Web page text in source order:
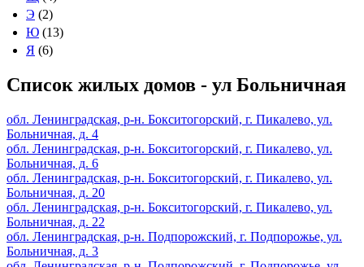
Э (2)
Ю (13)
Я (6)
Список жилых домов - ул Больничная
обл. Ленинградская, р-н. Бокситогорский, г. Пикалево, ул.
Больничная, д. 4
обл. Ленинградская, р-н. Бокситогорский, г. Пикалево, ул.
Больничная, д. 6
обл. Ленинградская, р-н. Бокситогорский, г. Пикалево, ул.
Больничная, д. 20
обл. Ленинградская, р-н. Бокситогорский, г. Пикалево, ул.
Больничная, д. 22
обл. Ленинградская, р-н. Подпорожский, г. Подпорожье, ул.
Больничная, д. 3